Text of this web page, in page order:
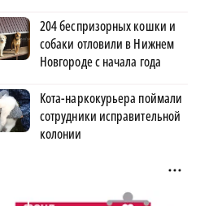
204 беспризорных кошки и
собаки отловили в Нижнем
Новгороде с начала года
Кота-наркокурьера поймали
сотрудники исправительной
колонии